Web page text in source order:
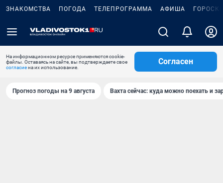
ЗНАКОМСТВА ПОГОДА ТЕЛЕПРОГРАММА АФИША
На информационном ресурсе применяются cookie-
файлы. Оставаясь на сайте, вы подтверждаете свое
согласиена их использование.
Согласен
Прогноз погоды на 9 августа Вахта сейчас: куда можно поехать и